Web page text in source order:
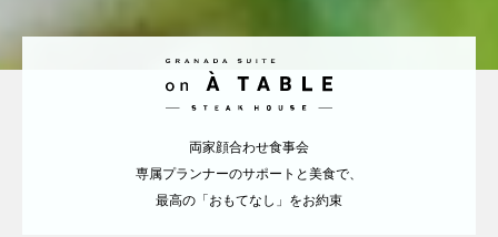
両家顔合わせ食事会
専属プランナーのサポートと美食で、
最高の「おもてなし」をお約束